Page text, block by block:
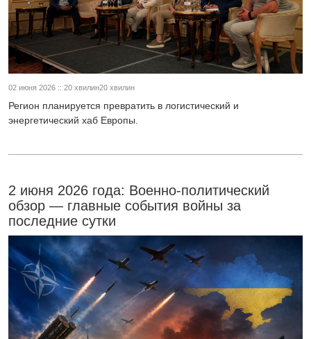
02 июня 2026 :: 20 хвилин20 хвилин
Регион планируется превратить в логистический и
энергетический хаб Европы.
2 июня 2026 года: Военно-политический
обзор — главные события войны за
последние сутки